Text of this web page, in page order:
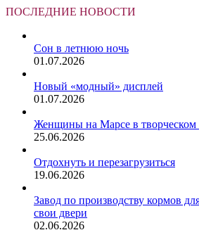
ПОСЛЕДНИЕ НОВОСТИ
Сон в летнюю ночь
01.07.2026
Новый «модный» дисплей
01.07.2026
Женщины на Марсе в творческом
25.06.2026
Отдохнуть и перезагрузиться
19.06.2026
Завод по производству кормов
свои двери
02.06.2026